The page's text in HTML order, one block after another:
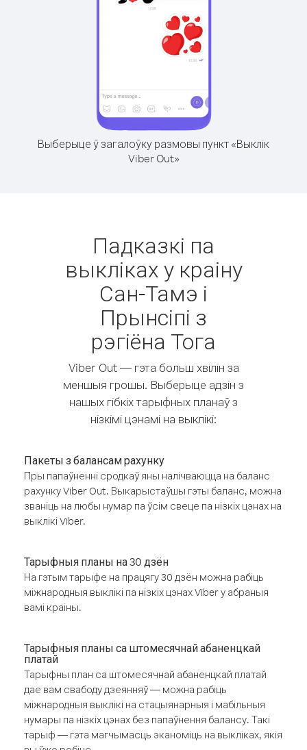
Выберыце ў загалоўку размовы пункт «Выклік
Viber Out»
Падказкі па
выкліках у краіну
Сан-Тамэ і
Прынсіпі з
рэгіёна Тога
Viber Out — гэта больш хвілін за
меншыя грошы. Выберыце адзін з
нашых гібкіх тарыфных планаў з
нізкімі цэнамі на выклікі:
Пакеты з балансам рахунку
Пры папаўненні сродкаў яны налічваюцца на баланс
рахунку Viber Out. Выкарыстаўшы гэты баланс, можна
званіць на любы нумар па ўсім свеце па нізкіх цэнах на
выклікі Viber.
Тарыфныя планы на 30 дзён
На гэтым тарыфе на працягу 30 дзён можна рабіць
міжнародныя выклікі па нізкіх цэнах Viber у абраныя
вамі краіны.
Тарыфныя планы са штомесячнай абаненцкай
платай
Тарыфны план са штомесячнай абаненцкай платай
дае вам свабоду дзеянняў — можна рабіць
міжнародныя выклікі на стацыянарныя і мабільныя
нумары па нізкіх цэнах без папаўнення балансу. Такі
тарыф — гэта магчымасць эканоміць на выкліках, якія